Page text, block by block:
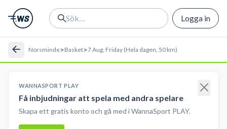
Logga in
Norsminde>Basket>7 Aug, Friday (Hela dagen, 50 km)
WANNASPORT PLAY
Få inbjudningar att spela med andra spelare
Skapa ett gratis konto och gå med i WannaSport PLAY.